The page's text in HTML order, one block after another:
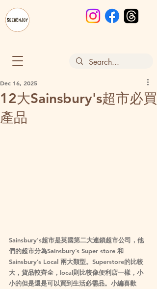
12大Sainsbury's超市必買
產品
Dec 16, 2025
Sainsbury's超市是英國第二大連鎖超市公司，他
們的超市分為Sainsbury’s Super store 和
Sainsbury’s Local 兩大類型。Superstore的比較
大，貨品較齊全，local則比較像便利店一樣，小
小的但是還是可以買到生活必需品。小編喜歡